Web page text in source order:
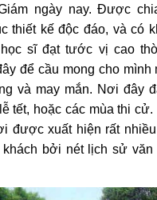
ngày nay. Được
thiết kế độc đáo, và có
sĩ đạt tước vị cao
để cầu mong cho mình
và may mắn. Nơi đây
tết, hoặc các mùa thi cử.
được xuất hiện rất
bởi nét lịch sử